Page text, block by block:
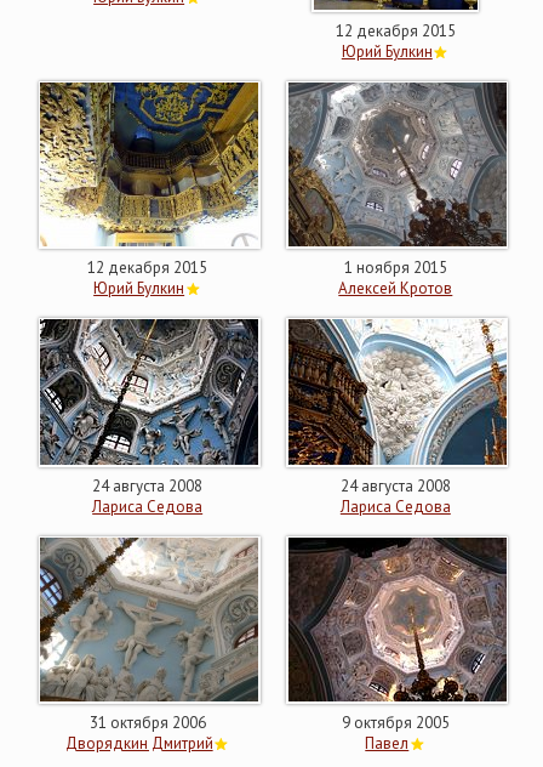
12 декабря 2015
Юрий Булкин
12 декабря 2015
Юрий Булкин
1 ноября 2015
Алексей Кротов
24 августа 2008
Лариса Седова
24 августа 2008
Лариса Седова
31 октября 2006
Дворядкин Дмитрий
9 октября 2005
Павел